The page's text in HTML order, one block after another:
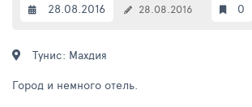
28.08.2016 28.08.2016 0
Тунис: Махдия
Город и немного отель.